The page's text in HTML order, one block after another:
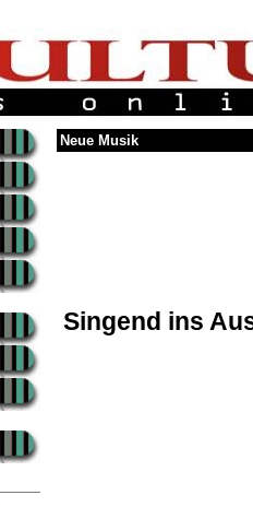
Neue Musik
Singend ins